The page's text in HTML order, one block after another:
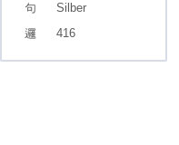
Silber
416